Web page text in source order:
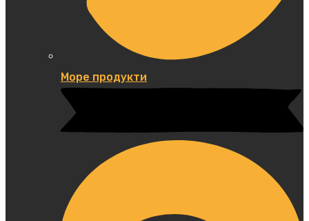
Море продукти